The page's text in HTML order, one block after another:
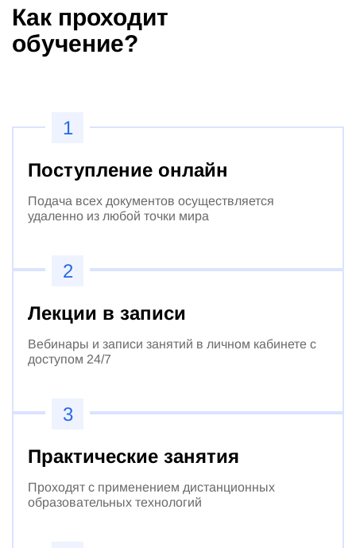
Как проходит
обучение?
1
Поступление онлайн
Подача всех документов осуществляется
удаленно из любой точки мира
2
Лекции в записи
Вебинары и записи занятий в личном кабинете с
доступом 24/7
3
Практические занятия
Проходят с применением дистанционных
образовательных технологий